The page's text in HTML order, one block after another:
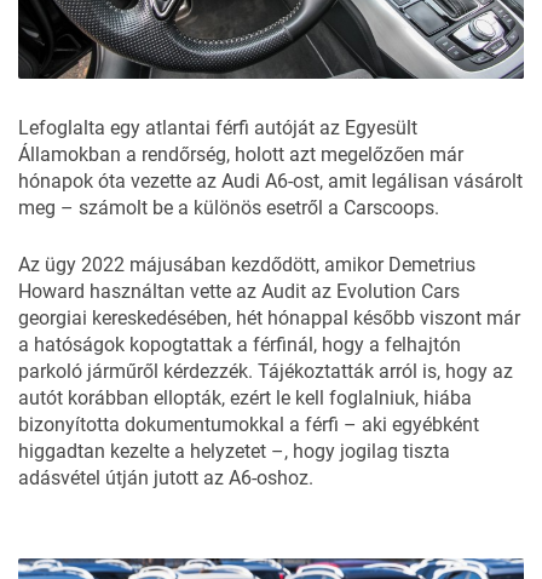
Lefoglalta egy atlantai férfi autóját az Egyesült
Államokban a rendőrség, holott azt megelőzően már
hónapok óta vezette az Audi A6-ost, amit legálisan vásárolt
meg – számolt be a különös esetről a Carscoops.
Az ügy 2022 májusában kezdődött, amikor Demetrius
Howard használtan vette az Audit az Evolution Cars
georgiai kereskedésében, hét hónappal később viszont már
a hatóságok kopogtattak a férfinál, hogy a felhajtón
parkoló járműről kérdezzék. Tájékoztatták arról is, hogy az
autót korábban ellopták, ezért le kell foglalniuk, hiába
bizonyította dokumentumokkal a férfi – aki egyébként
higgadtan kezelte a helyzetet –, hogy jogilag tiszta
adásvétel útján jutott az A6-oshoz.